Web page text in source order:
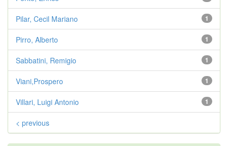
1
Pilar, Cecil Mariano
1
Pirro, Alberto
1
Sabbatini, Remigio
1
Viani,Prospero
1
Villari, Luigi Antonio
< previous